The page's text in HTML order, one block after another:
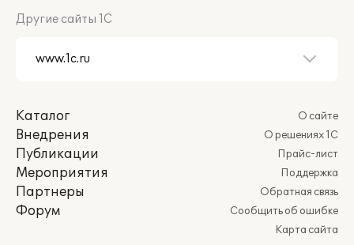
Другие сайты 1С
Каталог
Внедрения
Публикации
Мероприятия
Партнеры
Форум
О сайте
О решениях 1С
Прайс-лист
Поддержка
Обратная связь
Сообщить об ошибке
Карта сайта